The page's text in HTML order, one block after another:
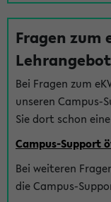
Fragen zum
Bei Fragen zum
unseren Campus-
Sie dort schon
Campus-Support
Bei weiteren
die Campus-